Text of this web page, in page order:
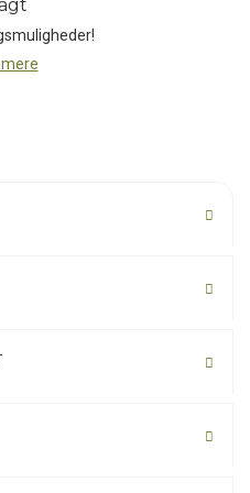
er selv krævende udøvere
kvalitetskrav som det centrale
at Black Diamonds personale
hjælp af hammer og ambolt, i
mere